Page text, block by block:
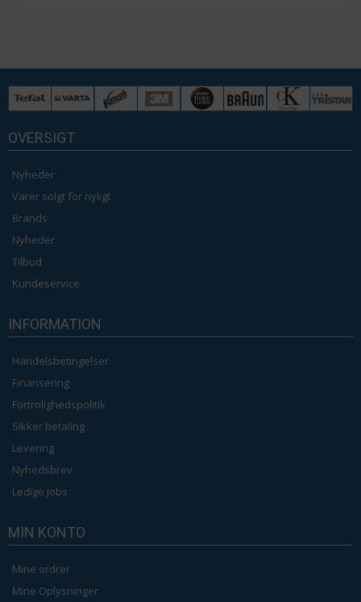
OVERSIGT
Nyheder
Varer solgt for nyligt
Brands
Nyheder
Tilbud
Kundeservice
INFORMATION
Handelsbetingelser
Finansering
Fortrolighedspolitik
Sikker betaling
Levering
Nyhedsbrev
Ledige jobs
MIN KONTO
Mine ordrer
Mine Oplysninger